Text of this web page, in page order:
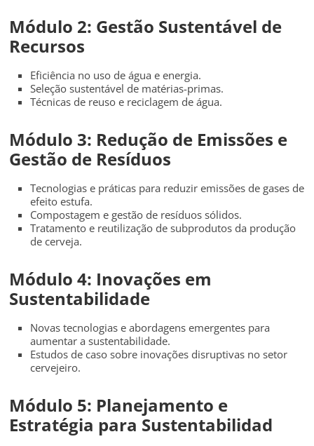
Módulo 2: Gestão Sustentável de
Recursos
Eficiência no uso de água e energia.
Seleção sustentável de matérias-primas.
Técnicas de reuso e reciclagem de água.
Módulo 3: Redução de Emissões e
Gestão de Resíduos
Tecnologias e práticas para reduzir emissões de gases de
efeito estufa.
Compostagem e gestão de resíduos sólidos.
Tratamento e reutilização de subprodutos da produção
de cerveja.
Módulo 4: Inovações em
Sustentabilidade
Novas tecnologias e abordagens emergentes para
aumentar a sustentabilidade.
Estudos de caso sobre inovações disruptivas no setor
cervejeiro.
Módulo 5: Planejamento e
Estratégia para Sustentabilidad